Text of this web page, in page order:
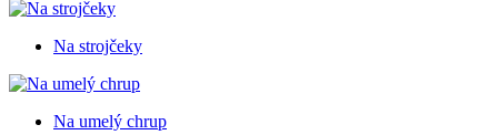
Na strojčeky
Na umelý chrup